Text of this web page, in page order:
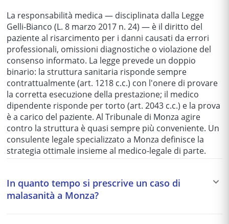
La responsabilità medica — disciplinata dalla Legge
Gelli-Bianco (L. 8 marzo 2017 n. 24) — è il diritto del
paziente al risarcimento per i danni causati da errori
professionali, omissioni diagnostiche o violazione del
consenso informato. La legge prevede un doppio
binario: la struttura sanitaria risponde sempre
contrattualmente (art. 1218 c.c.) con l'onere di provare
la corretta esecuzione della prestazione; il medico
dipendente risponde per torto (art. 2043 c.c.) e la prova
è a carico del paziente. Al Tribunale di Monza agire
contro la struttura è quasi sempre più conveniente. Un
consulente legale specializzato a Monza definisce la
strategia ottimale insieme al medico-legale di parte.
In quanto tempo si prescrive un caso di
malasanità a Monza?